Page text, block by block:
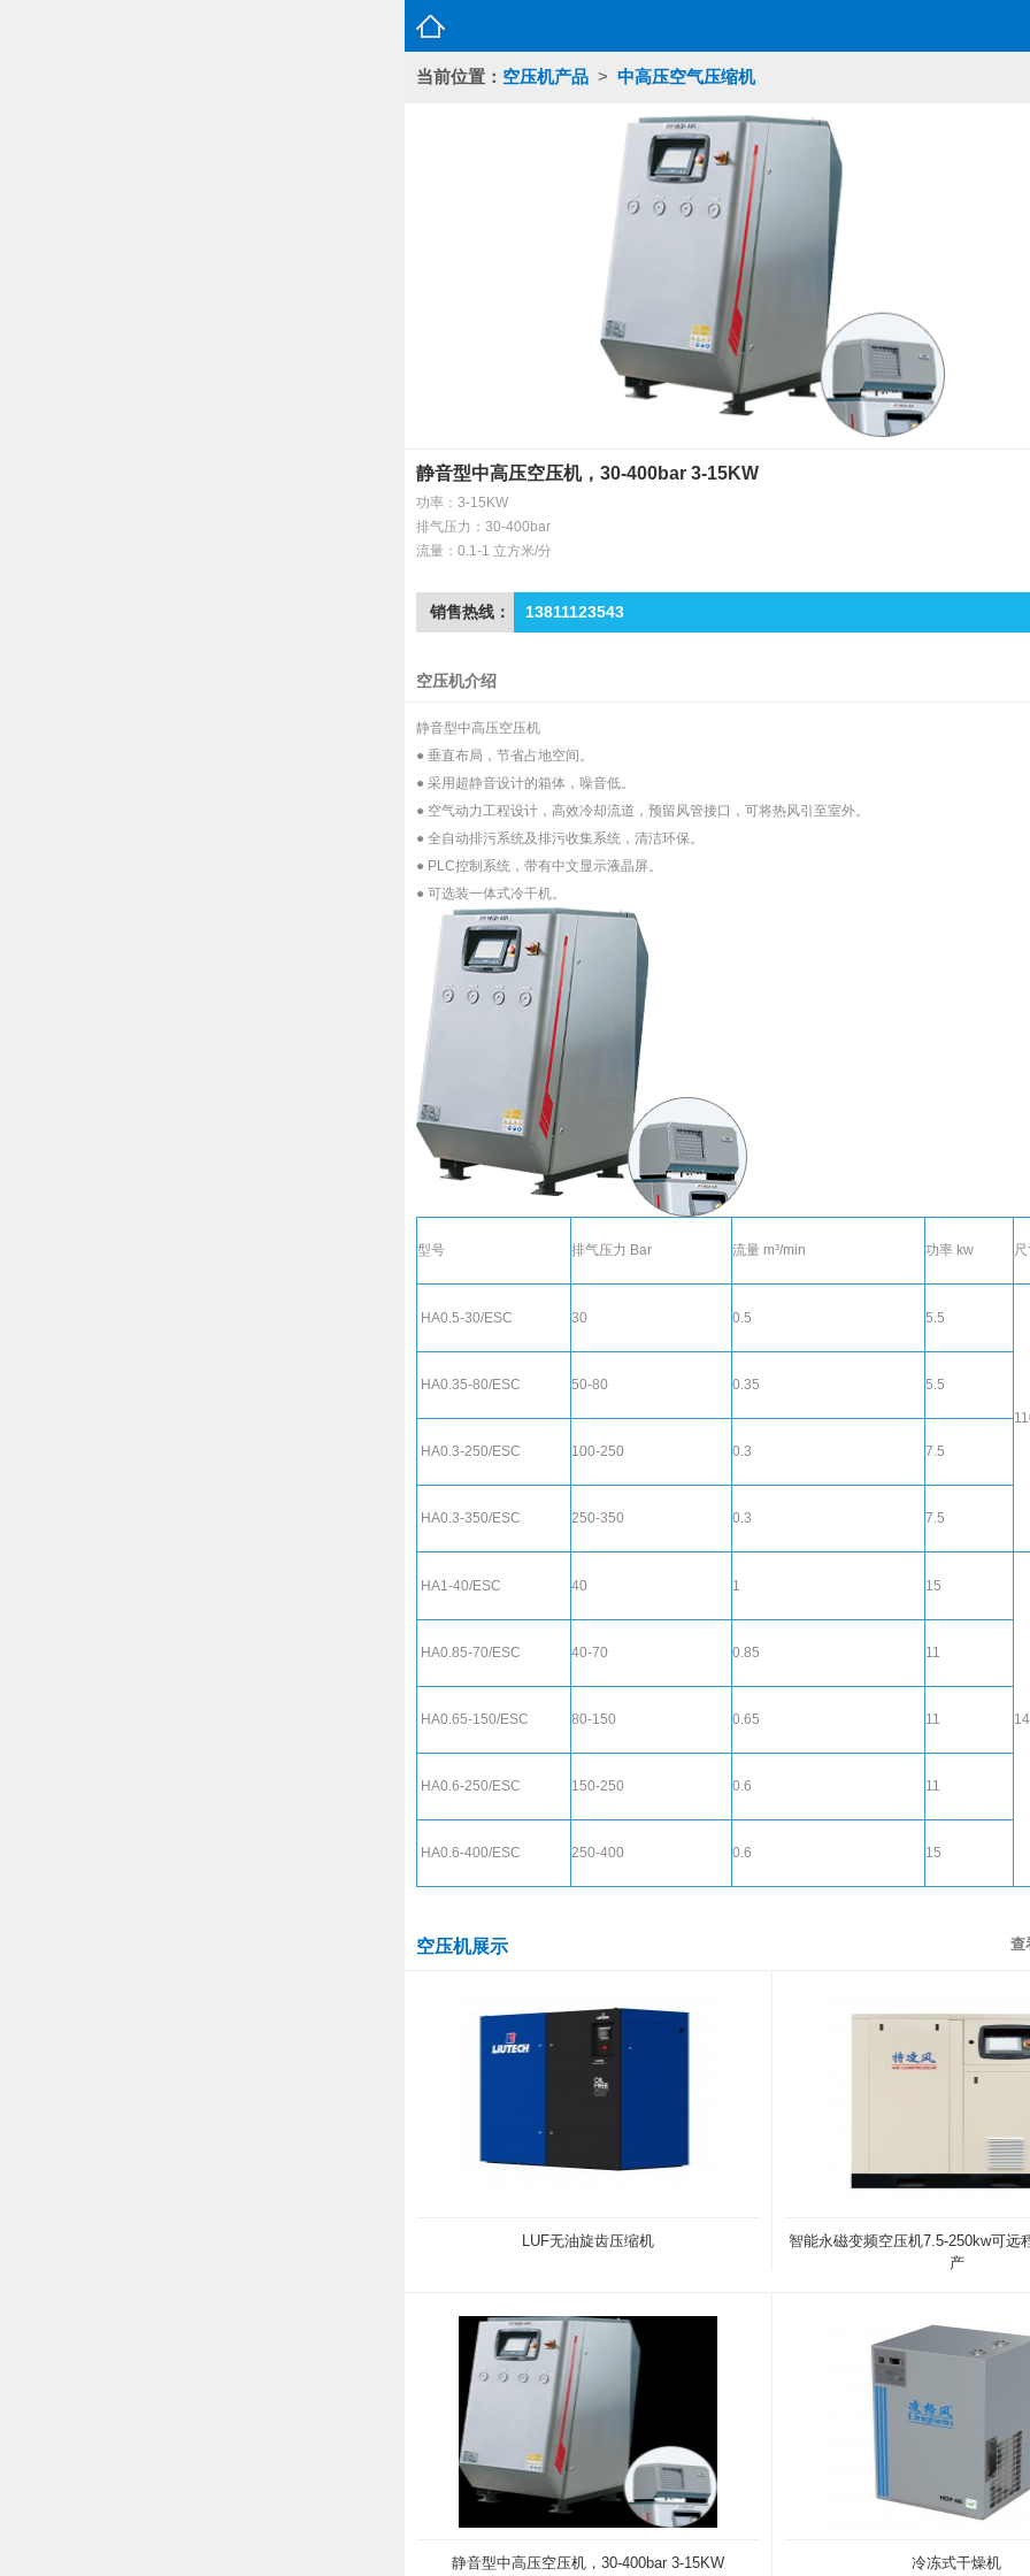
当前位置： 空压机产品 > 中高压空气压缩机
静音型中高压空压机，30-400bar 3-15KW
功率：3-15KW
排气压力：30-400bar
流量：0.1-1 立方米/分
销售热线： 13811123543
空压机介绍
静音型中高压空压机
● 垂直布局，节省占地空间。
● 采用超静音设计的箱体，噪音低。
● 空气动力工程设计，高效冷却流道，预留风管接口，可将热风引至室外。
● 全自动排污系统及排污收集系统，清洁环保。
● PLC控制系统，带有中文显示液晶屏。
● 可选装一体式冷干机。
型号 排气压力 Bar 流量 m³/min 功率 kw
HA0.5-30/ESC 30 0.5 5.5
HA0.35-80/ESC 50-80 0.35 5.5
HA0.3-250/ESC 100-250 0.3 7.5
HA0.3-350/ESC 250-350 0.3 7.5
HA1-40/ESC 40 1 15
HA0.85-70/ESC 40-70 0.85 11
HA0.65-150/ESC 80-150 0.65 11
HA0.6-250/ESC 150-250 0.6 11
HA0.6-400/ESC 250-400 0.6 15
查
空压机展示
LUF无油旋齿压缩机
智能永磁变频空压机7.5-250kw可远
产
静音型中高压空压机，30-400bar 3-15KW 冷冻式干燥机